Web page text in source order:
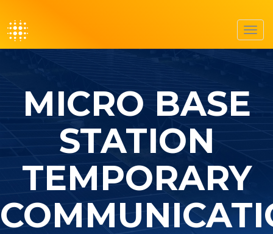
MICRO BASE
STATION
TEMPORARY